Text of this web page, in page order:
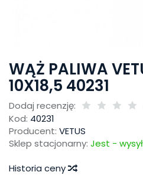
WĄŻ PALIWA
10X18,5 40231
Dodaj recenzję:
Kod: 40231
Producent: VETUS
Sklep stacjonarny: Jest -
Historia ceny